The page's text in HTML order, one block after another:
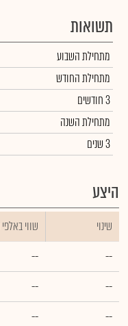
תשואות
מתחילת השבוע
מתחילת החודש
3 חודשים
מתחילת השנה
3 שנים
היצע
שינוי ₪ שווי באלפי
--
--
--
--
--
--